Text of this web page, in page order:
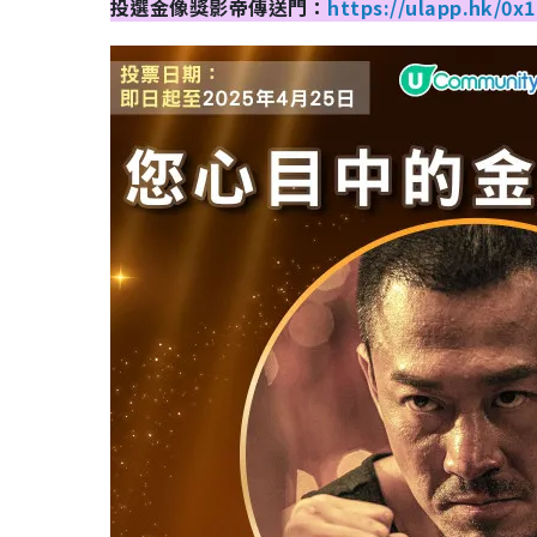
投選金像獎影帝傳送門： https://ulapp.hk/